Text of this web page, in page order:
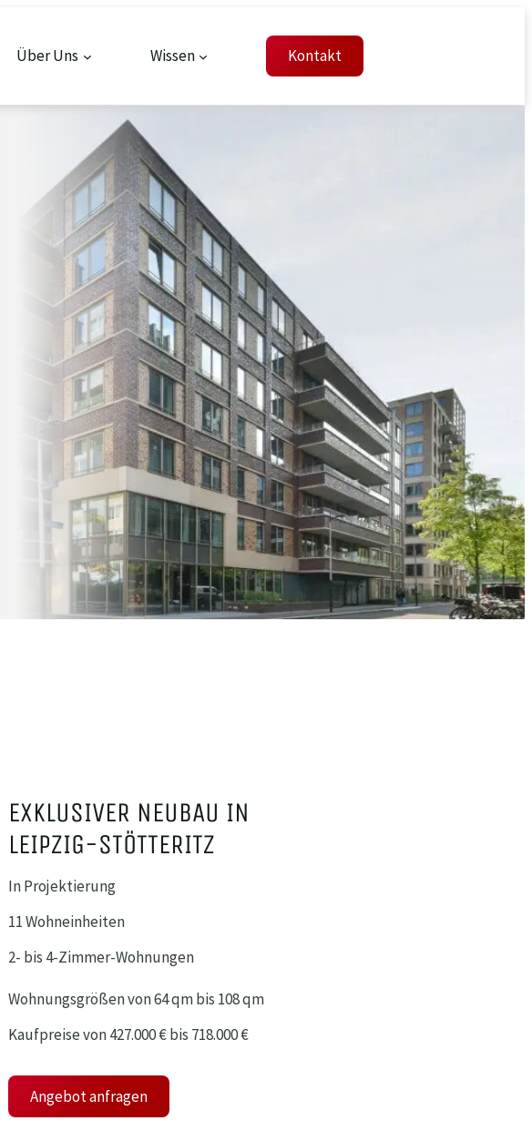
Über Uns Wissen Kontakt
EXKLUSIVER NEUBAU IN
LEIPZIG-STÖTTERITZ
In Projektierung
11 Wohneinheiten
2- bis 4-Zimmer-Wohnungen
Wohnungsgrößen von 64 qmbis 108 qm
Kaufpreise von 427.000 € bis 718.000 €
Angebot anfragen